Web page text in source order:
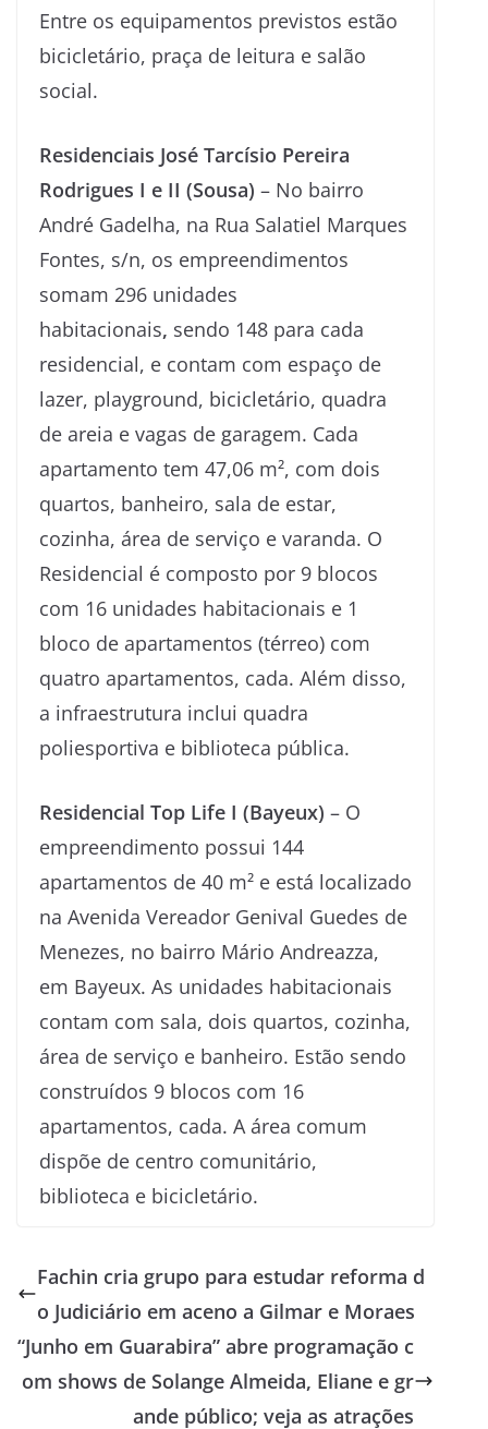
Entre os equipamentos previstos estão
bicicletário, praça de leitura e salão
social.
Residenciais José Tarcísio Pereira
Rodrigues I e II (Sousa) – No bairro
André Gadelha, na Rua Salatiel Marques
Fontes, s/n, os empreendimentos
somam 296 unidades
habitacionais, sendo 148 para cada
residencial, e contam com espaço de
lazer, playground, bicicletário, quadra
de areia e vagas de garagem. Cada
apartamento tem 47,06 m², com dois
quartos, banheiro, sala de estar,
cozinha, área de serviço e varanda. O
Residencial é composto por 9 blocos
com 16 unidades habitacionais e 1
bloco de apartamentos (térreo) com
quatro apartamentos, cada. Além disso,
a infraestrutura inclui quadra
poliesportiva e biblioteca pública.
Residencial Top Life I (Bayeux) – O
empreendimento possui 144
apartamentos de 40 m² e está localizado
na Avenida Vereador Genival Guedes de
Menezes, no bairro Mário Andreazza,
em Bayeux. As unidades habitacionais
contam com sala, dois quartos, cozinha,
área de serviço e banheiro. Estão sendo
construídos 9 blocos com 16
apartamentos, cada. A área comum
dispõe de centro comunitário,
biblioteca e bicicletário.
Fachin cria grupo para estudar reforma d
o Judiciário em aceno a Gilmar e Moraes
“Junho em Guarabira” abre programação c
om shows de Solange Almeida, Eliane e gr
ande público; veja as atrações